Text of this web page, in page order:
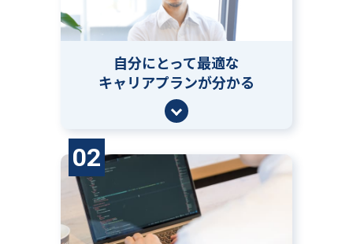
自分にとって最適な
キャリアプランが分かる
02